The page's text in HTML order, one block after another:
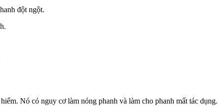
đột ngột.
Nó có nguy cơ làm nóng phanh và làm cho phanh mất tác dụng.